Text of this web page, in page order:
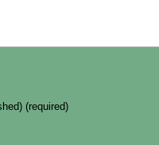
(required)